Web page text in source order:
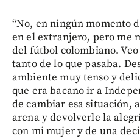
“No, en ningún momento
en el extranjero, pero me
del fútbol colombiano.
tanto de lo que pasaba.
ambiente muy tenso y
que era bacano ir a
de cambiar esa situación,
arena y devolverle la
con mi mujer y de una